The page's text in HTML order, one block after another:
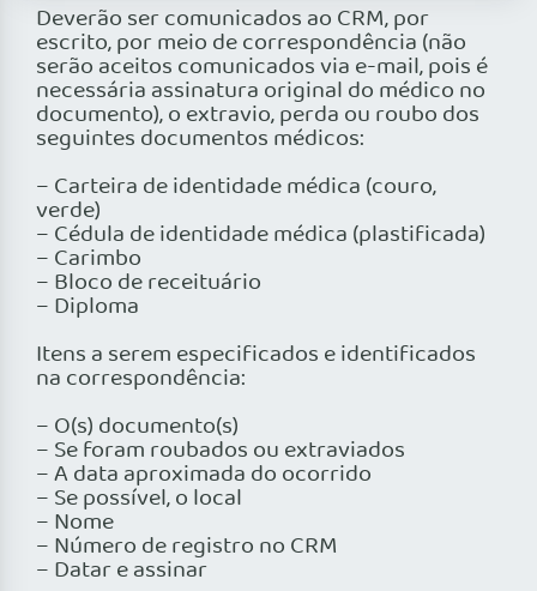
Deverão ser comunicados ao CRM, por
escrito, por meio de correspondência (não
serão aceitos comunicados via e-mail, pois é
necessária assinatura original do médico no
documento), o extravio, perda ou roubo dos
seguintes documentos médicos:
– Carteira de identidade médica (couro,
verde)
– Cédula de identidade médica (plastificada)
– Carimbo
– Bloco de receituário
– Diploma
Itens a serem especificados e identificados
na correspondência:
– O(s) documento(s)
– Se foram roubados ou extraviados
– A data aproximada do ocorrido
– Se possível, o local
– Nome
– Número de registro no CRM
– Datar e assinar